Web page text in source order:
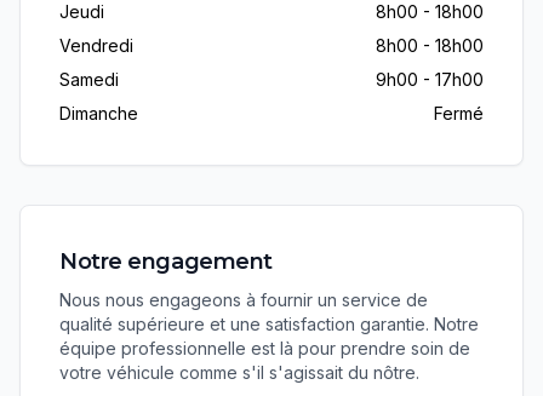
Jeudi
8h00 - 18h00
Vendredi
8h00 - 18h00
Samedi
9h00 - 17h00
Dimanche
Fermé
Notre engagement
Nous nous engageons à fournir un service de
qualité supérieure et une satisfaction garantie. Notre
équipe professionnelle est là pour prendre soin de
votre véhicule comme s'il s'agissait du nôtre.